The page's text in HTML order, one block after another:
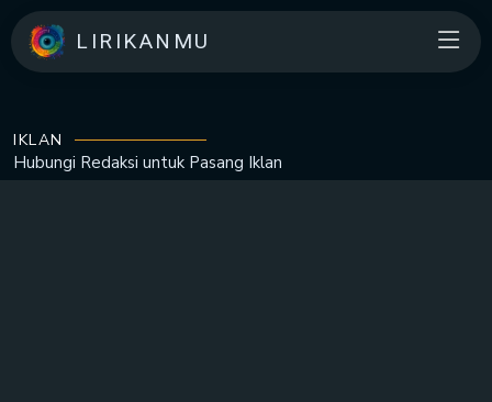
LIRIKANMU
IKLAN
Hubungi Redaksi untuk Pasang Iklan